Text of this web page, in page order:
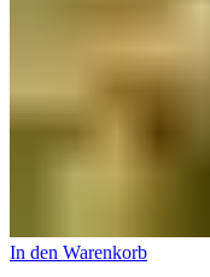
In den Warenkorb